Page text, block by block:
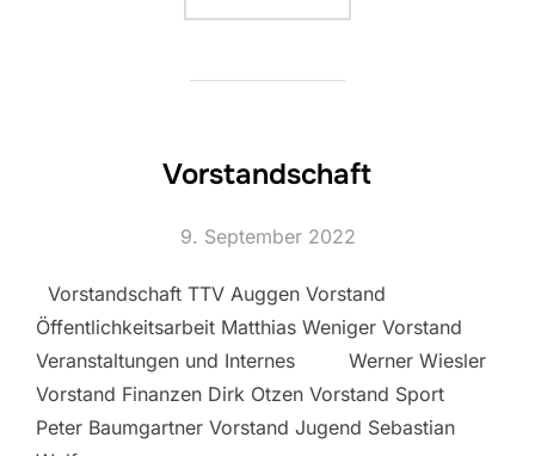
Vorstandschaft
Veröffentlicht
9. September 2022
Vorstandschaft TTV Auggen Vorstand
Öffentlichkeitsarbeit Matthias Weniger Vorstand
Veranstaltungen und Internes Werner Wiesler
Vorstand Finanzen Dirk Otzen Vorstand Sport
Peter Baumgartner Vorstand Jugend Sebastian